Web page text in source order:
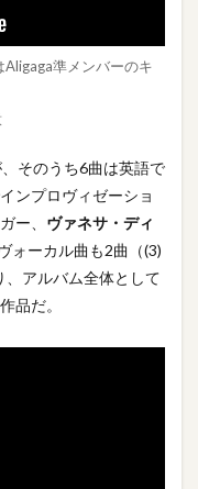
準メンバーのキ
そのうち6曲は英語で
ンプロヴィゼーショ
ー、 ヴァネサ・ディ
ォーカル曲も2曲（(3)
、アルバム全体として
品だ。